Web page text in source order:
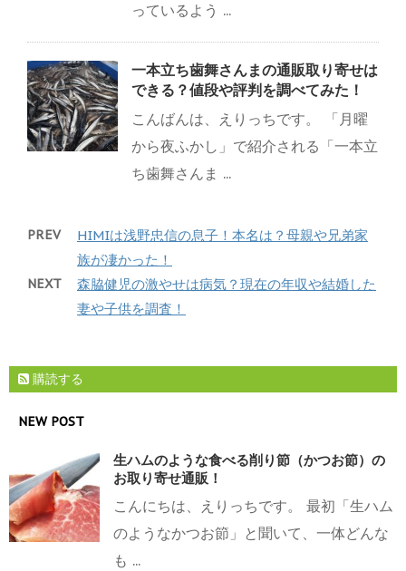
っているよう ...
一本立ち歯舞さんまの通販取り寄せは
できる？値段や評判を調べてみた！
こんばんは、えりっちです。 「月曜
から夜ふかし」で紹介される「一本立
ち歯舞さんま ...
PREV
HIMIは浅野忠信の息子！本名は？母親や兄弟家
族が凄かった！
NEXT
森脇健児の激やせは病気？現在の年収や結婚した
妻や子供を調査！
購読する
NEW POST
生ハムのような食べる削り節（かつお節）の
お取り寄せ通販！
こんにちは、えりっちです。 最初「生ハム
のようなかつお節」と聞いて、一体どんな
も ...